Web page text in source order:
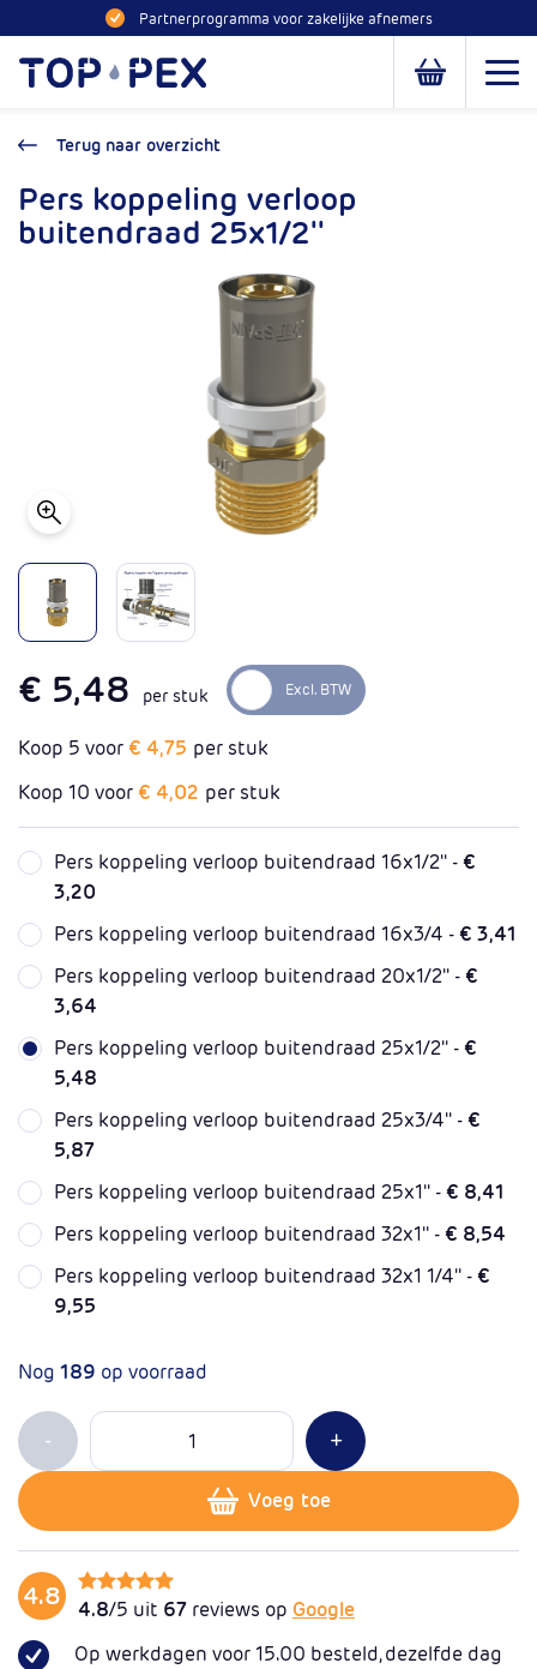
Naar inhoud Partnerprogramma voor zakelijke afnemers
Toppex
Open of
Terug naar overzicht
Pers koppeling verloop
buitendraad 25x1/2''
€ 5,48 per stuk
Koop 5 voor€ 4,75 per stuk
Koop 10 voor€ 4,02 per stuk
Pers koppeling verloop buitendraad 16x1/2'' -€
3,20
Pers koppeling verloop buitendraad 16x3/4 -€ 3,41
Pers koppeling verloop buitendraad 20x1/2'' -€
3,64
Pers koppeling verloop buitendraad 25x1/2'' -€
5,48
Pers koppeling verloop buitendraad 25x3/4'' -€
5,87
Pers koppeling verloop buitendraad 25x1'' -€ 8,41
Pers koppeling verloop buitendraad 32x1'' -€ 8,54
Pers koppeling verloop buitendraad 32x1 1/4'' -€
9,55
Nog 189 op voorraad
- Min 1
Aantal
+Plus 1
Voeg toe
4.8 4.8/5 uit 67 reviews op Google
Op werkdagen voor 15.00 besteld, dezelfde dag